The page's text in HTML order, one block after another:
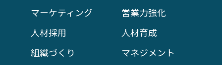
マーケティング
営業力強化
人材採用
人材育成
組織づくり
マネジメント